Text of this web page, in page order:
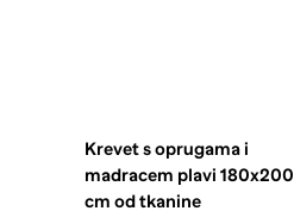
Krevet s oprugama i
madracem plavi 180x200
cm od tkanine